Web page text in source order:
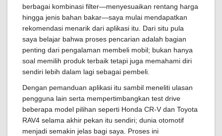
berbagai kombinasi filter—menyesuaikan rentang harga
hingga jenis bahan bakar—saya mulai mendapatkan
rekomendasi menarik dari aplikasi itu. Dari situ pula
saya belajar bahwa proses pencarian adalah bagian
penting dari pengalaman membeli mobil; bukan hanya
soal memilih produk terbaik tetapi juga memahami diri
sendiri lebih dalam lagi sebagai pembeli.
Dengan pemanduan aplikasi itu sambil meneliti ulasan
pengguna lain serta mempertimbangkan test drive
beberapa model pilihan seperti Honda CR-V dan Toyota
RAV4 selama akhir pekan itu sendiri; dunia otomotif
menjadi semakin jelas bagi saya. Proses ini